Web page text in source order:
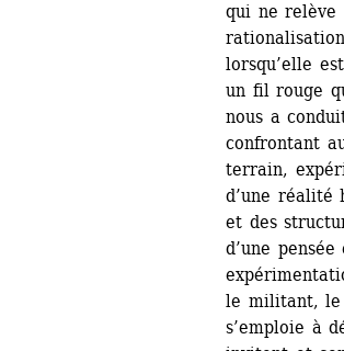
qui ne relève
lorsqu’elle
un fil rouge
nous a
confrontant
terrain,
d’une réalité
et des
d’une
le militant, le
s’emploie à